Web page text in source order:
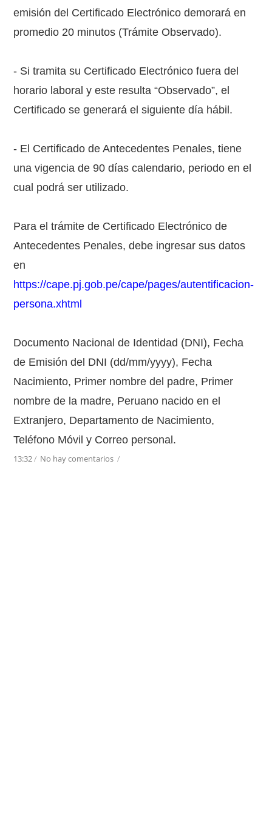
emisión del Certificado Electrónico demorará en
promedio 20 minutos (Trámite Observado).
- Si tramita su Certificado Electrónico fuera del
horario laboral y este resulta “Observado”, el
Certificado se generará el siguiente día hábil.
- El Certificado de Antecedentes Penales, tiene
una vigencia de 90 días calendario, periodo en el
cual podrá ser utilizado.
Para el trámite de Certificado Electrónico de
Antecedentes Penales, debe ingresar sus datos
en
https://cape.pj.gob.pe/cape/pages/autentificacion-
persona.xhtml
Documento Nacional de Identidad (DNI), Fecha
de Emisión del DNI (dd/mm/yyyy), Fecha
Nacimiento, Primer nombre del padre, Primer
nombre de la madre, Peruano nacido en el
Extranjero, Departamento de Nacimiento,
Teléfono Móvil y Correo personal.
13:32/ No hay comentarios /